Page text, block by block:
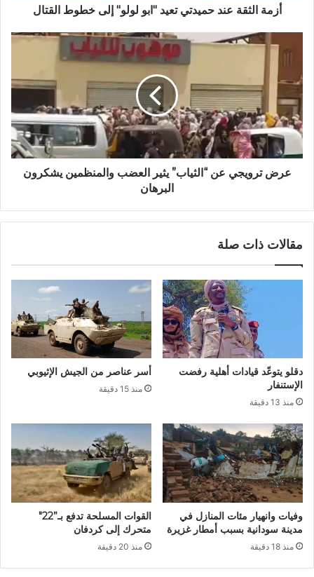
القتالأزمة الثقة عند حميدتي تعيد "ابو لولو" إلى خطوط القتال
ترويجي
“الثياب”
يثير
العضب
والمنظمين
يشكرون
البرهان
عرض ترويجي عن “الثياب” يثير العضب والمنظمين يشكرون
البرهان
مقالات ذات صلة
دقلو يتوعّد قيادات أهلية رفضت
الإستنفار
منذ 13 دقيقة
أسر عناصر من الجيش الإثيوبي
منذ 15 دقيقة
وفيات وانهيار مئات المنازل في
مدينة سودانية بسبب أمطار غزيرة
منذ 18 دقيقة
القوات المسلحة تدفع بـ”22″
متحرك إلى كردفان
منذ 20 دقيقة